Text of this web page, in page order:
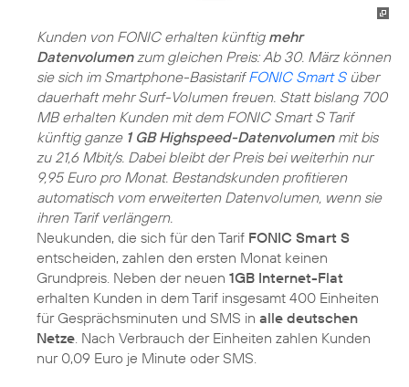
Kunden von FONIC erhalten künftig mehr
Datenvolumenzum gleichen Preis: Ab 30. März können
sie sich im Smartphone-BasistarifFONIC Smart Süber
dauerhaft mehr Surf-Volumen freuen. Statt bislang 700
MB erhalten Kunden mit dem FONIC Smart S Tarif
künftig ganze 1 GB Highspeed-Datenvolumenmit bis
zu 21,6 Mbit/s. Dabei bleibt der Preis bei weiterhin nur
9,95 Euro pro Monat. Bestandskunden profitieren
automatisch vom erweiterten Datenvolumen, wenn sie
ihren Tarif verlängern.
Neukunden, die sich für den Tarif FONIC Smart S
entscheiden, zahlen den ersten Monat keinen
Grundpreis. Neben der neuen 1GB Internet-Flat
erhalten Kunden in dem Tarif insgesamt 400 Einheiten
für Gesprächsminuten und SMS in alle deutschen
Netze . Nach Verbrauch der Einheiten zahlen Kunden
nur 0,09 Euro je Minute oder SMS.